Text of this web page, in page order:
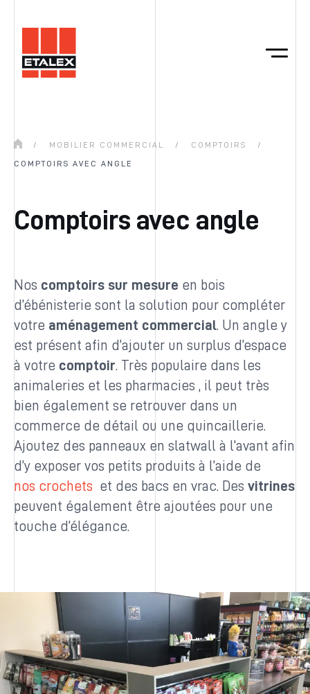
/ MOBILIER COMMERCIAL / COMPTOIRS /
COMPTOIRS AVEC ANGLE
Comptoirs avec angle
Nos comptoirs sur mesure en bois
d’ébénisterie sont la solution pour compléter
votre aménagement commercial. Un angle y
est présent afin d’ajouter un surplus d’espace
à votre comptoir. Très populaire dans les
animaleries et les pharmacies , il peut très
bien également se retrouver dans un
commerce de détail ou une quincaillerie.
Ajoutez des panneaux en slatwall à l’avant afin
d’y exposer vos petits produits à l’aide de
nos crochets et des bacs en vrac. Des vitrines
peuvent également être ajoutées pour une
touche d’élégance.